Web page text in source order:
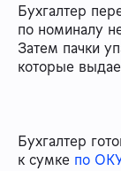
Бухгалтер
по номиналу
Затем пачки
которые
Бухгалтер
к сумке по